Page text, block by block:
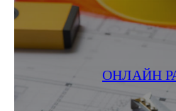
ОНЛАЙН